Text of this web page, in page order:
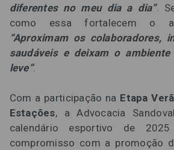
diferentes no meu dia a dia”.
como essa fortalecem o
“Aproximam os colaboradores,
saudáveis e deixam o
leve”.
Com a participação na Etapa
Estações, a Advocacia
calendário esportivo de
compromisso com a promoção